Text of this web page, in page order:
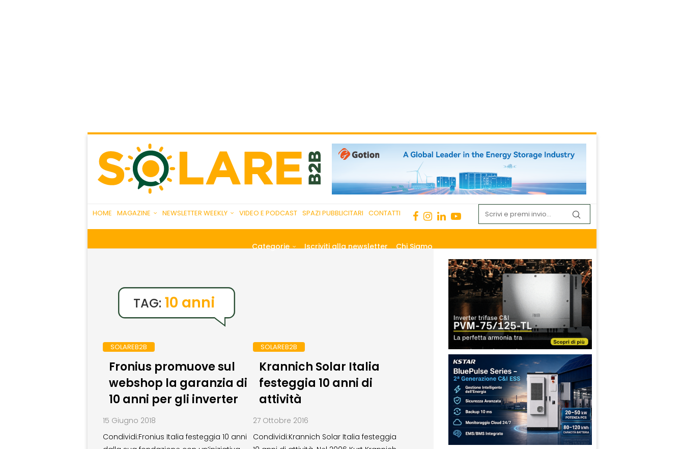
HOME MAGAZINE NEWSLETTER WEEKLY VIDEO E PODCAST SPAZI PUBBLICITARI CONTATTI
Categorie Iscriviti alla newsletter Chi Siamo
TAG: 10 anni
SOLAREB2B
Fronius promuove sul
webshop la garanzia di
10 anni per gli inverter
15 Giugno 2018
Condividi:Fronius Italia festeggia 10 anni
SOLAREB2B
Krannich Solar Italia
festeggia 10 anni di
attività
27 Ottobre 2016
Condividi:Krannich Solar Italia festeggia